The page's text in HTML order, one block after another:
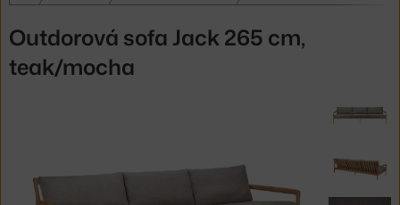
Outdorová sofa Jack 265 cm,
teak/mocha